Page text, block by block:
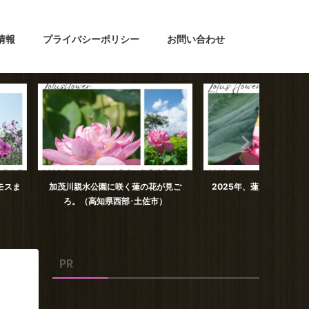
報 プライバシーポリシー お問い合わせ
咲く蓮の花が見ご
2025年、蓮池公園の蓮の花（高知県
土佐市）
PR